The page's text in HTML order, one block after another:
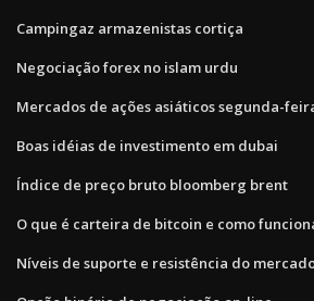
Campingaz armazenistas cortiça
Negociação forex no islam urdu
Mercados de ações asiáticos segunda-
Boas idéias de investimento em dubai
Índice de preço bruto bloomberg brent
O que é carteira de bitcoin e como
Níveis de suporte e resistência do